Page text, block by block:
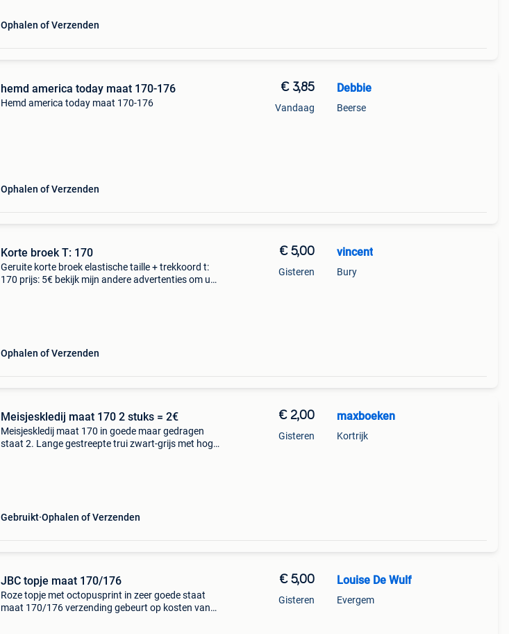
Ophalen of Verzenden
hemd america today maat 170-176
Hemd america today maat 170-176
Ophalen of Verzenden
€ 3,85
Vandaag
Debbie
Beerse
Korte broek T: 170
Geruite korte broek elastische taille + trekkoord t:
170 prijs: 5€ bekijk mijn andere advertenties om uw
Ophalen of Verzenden
€ 5,00
Gisteren
vincent
Bury
Meisjeskledij maat 170 2 stuks = 2€
Meisjeskledij maat 170 in goede maar gedragen
staat 2. Lange gestreepte trui zwart-grijs met hoge
Gebruikt Ophalen of Verzenden
€ 2,00
Gisteren
maxboeken
Kortrijk
JBC topje maat 170/176
Roze topje met octopusprint in zeer goede staat
maat 170/176 verzending gebeurt op kosten van
€ 5,00
Gisteren
Louise De Wulf
Evergem